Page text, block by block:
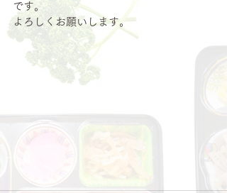
です。
よろしくお願いします。